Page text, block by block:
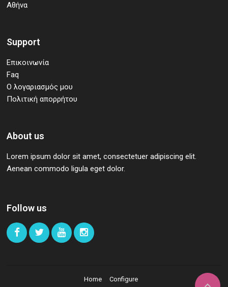
Αθήνα
Support
Επικοινωνία
Faq
Ο λογαριασμός μου
Πολιτική απορρήτου
About us
Lorem ipsum dolor sit amet, consectetuer adipiscing elit.
Aenean commodo ligula eget dolor.
Follow us
Home Configure